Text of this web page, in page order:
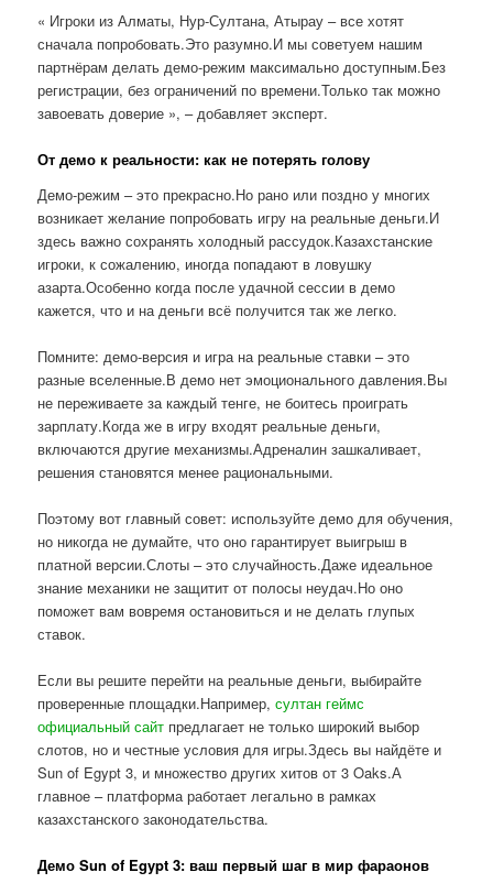
« Игроки из Алматы, Нур-Султана, Атырау – все хотят
сначала попробовать.Это разумно.И мы советуем нашим
партнёрам делать демо-режим максимально доступным.Без
регистрации, без ограничений по времени.Только так можно
завоевать доверие », – добавляет эксперт.
От демо к реальности: как не потерять голову
Демо-режим – это прекрасно.Но рано или поздно у многих
возникает желание попробовать игру на реальные деньги.И
здесь важно сохранять холодный рассудок.Казахстанские
игроки, к сожалению, иногда попадают в ловушку
азарта.Особенно когда после удачной сессии в демо
кажется, что и на деньги всё получится так же легко.
Помните: демо-версия и игра на реальные ставки – это
разные вселенные.В демо нет эмоционального давления.Вы
не переживаете за каждый тенге, не боитесь проиграть
зарплату.Когда же в игру входят реальные деньги,
включаются другие механизмы.Адреналин зашкаливает,
решения становятся менее рациональными.
Поэтому вот главный совет: используйте демо для обучения,
но никогда не думайте, что оно гарантирует выигрыш в
платной версии.Слоты – это случайность.Даже идеальное
знание механики не защитит от полосы неудач.Но оно
поможет вам вовремя остановиться и не делать глупых
ставок.
Если вы решите перейти на реальные деньги, выбирайте
проверенные площадки.Например,султан геймс
официальный сайт предлагает не только широкий выбор
слотов, но и честные условия для игры.Здесь вы найдёте и
Sun of Egypt 3, и множество других хитов от 3 Oaks.А
главное – платформа работает легально в рамках
казахстанского законодательства.
Демо Sun of Egypt 3: ваш первый шаг в мир фараонов